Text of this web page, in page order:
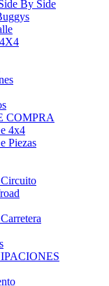
COMPRA
Remolques O Furgones
COMPRA
Vehículos